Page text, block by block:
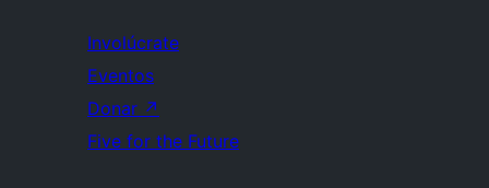
Involúcrate
Eventos
Donar ↗
Five for the Future